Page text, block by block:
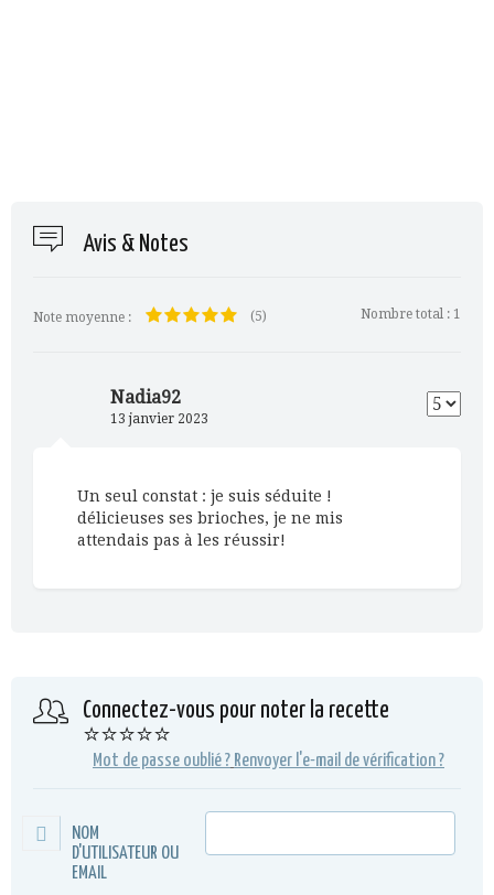
Avis & Notes
Note moyenne : (5) Nombre total : 1
Nadia92
13 janvier 2023
Un seul constat : je suis séduite !
délicieuses ses brioches, je ne mis
attendais pas à les réussir!
Connectez-vous pour noter la recette
⭐⭐⭐⭐⭐
Mot de passe oublié ? Renvoyer l'e-mail de vérification ?
NOM
D'UTILISATEUR OU
EMAIL